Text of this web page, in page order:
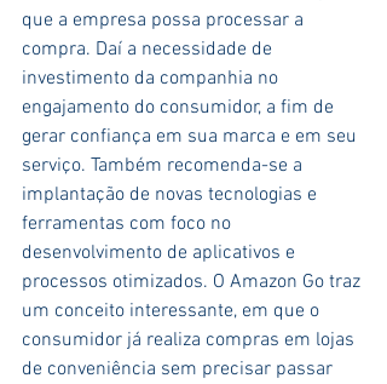
que a empresa possa processar a
compra. Daí a necessidade de
investimento da companhia no
engajamento do consumidor, a fim de
gerar confiança em sua marca e em seu
serviço. Também recomenda-se a
implantação de novas tecnologias e
ferramentas com foco no
desenvolvimento de aplicativos e
processos otimizados. O Amazon Go traz
um conceito interessante, em que o
consumidor já realiza compras em lojas
de conveniência sem precisar passar